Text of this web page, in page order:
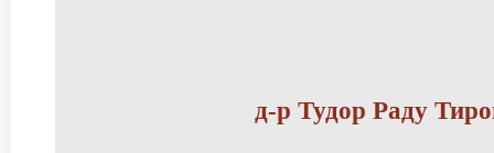
д-р Тудор Раду